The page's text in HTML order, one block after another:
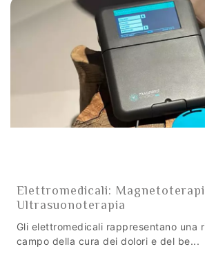
Elettromedicali:
Ultrasuonoterapia
Gli elettromedicali rappresentano una
campo della cura dei dolori e del be...